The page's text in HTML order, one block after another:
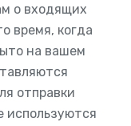
о входящих
время, когда
на вашем
отправки
используются